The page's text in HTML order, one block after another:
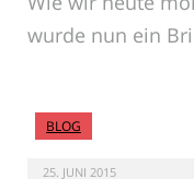
wurde nun ein
BLOG
25. JUNI 2015